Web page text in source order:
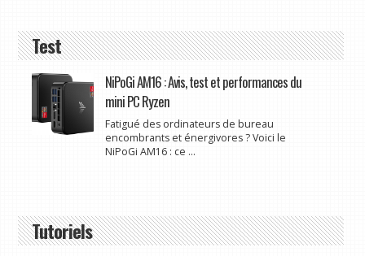
Test
NiPoGi AM16 : Avis, test et performances du
mini PC Ryzen
Fatigué des ordinateurs de bureau
encombrants et énergivores ? Voici le
NiPoGi AM16 : ce ...
Tutoriels